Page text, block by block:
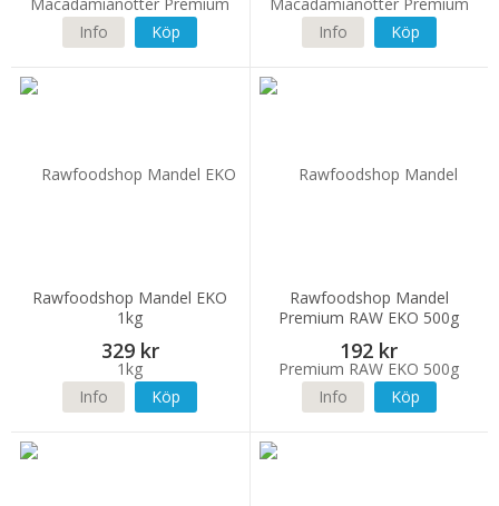
Info Köp Info Köp
Rawfoodshop Mandel EKO
1kg
329 kr
Info Köp
Rawfoodshop Mandel
Premium RAW EKO 500g
192 kr
Info Köp